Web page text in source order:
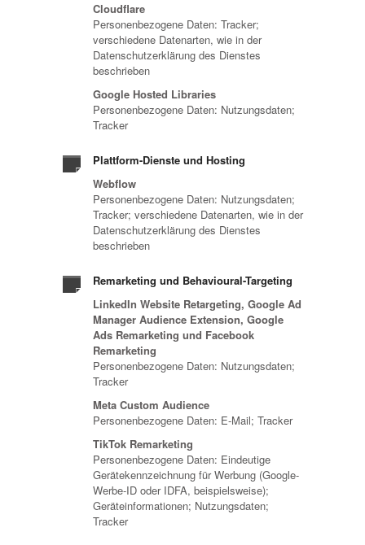
Cloudflare
Personenbezogene Daten: Tracker;
verschiedene Datenarten, wie in der
Datenschutzerklärung des Dienstes
beschrieben
Google Hosted Libraries
Personenbezogene Daten: Nutzungsdaten;
Tracker
Plattform-Dienste und Hosting
Webflow
Personenbezogene Daten: Nutzungsdaten;
Tracker; verschiedene Datenarten, wie in der
Datenschutzerklärung des Dienstes
beschrieben
Remarketing und Behavioural-Targeting
LinkedIn Website Retargeting, Google Ad
Manager Audience Extension, Google
Ads Remarketing und Facebook
Remarketing
Personenbezogene Daten: Nutzungsdaten;
Tracker
Meta Custom Audience
Personenbezogene Daten: E-Mail; Tracker
TikTok Remarketing
Personenbezogene Daten: Eindeutige
Gerätekennzeichnung für Werbung (Google-
Werbe-ID oder IDFA, beispielsweise);
Geräteinformationen; Nutzungsdaten;
Tracker